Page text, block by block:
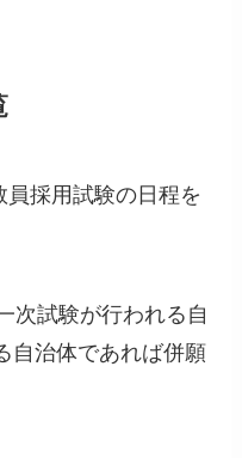
採用試験の日程を
次試験が行われる自
自治体であれば併願